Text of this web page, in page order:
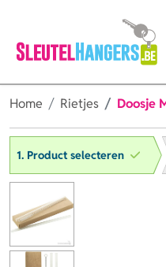
Home Rietjes Doosje
1. Product selecteren